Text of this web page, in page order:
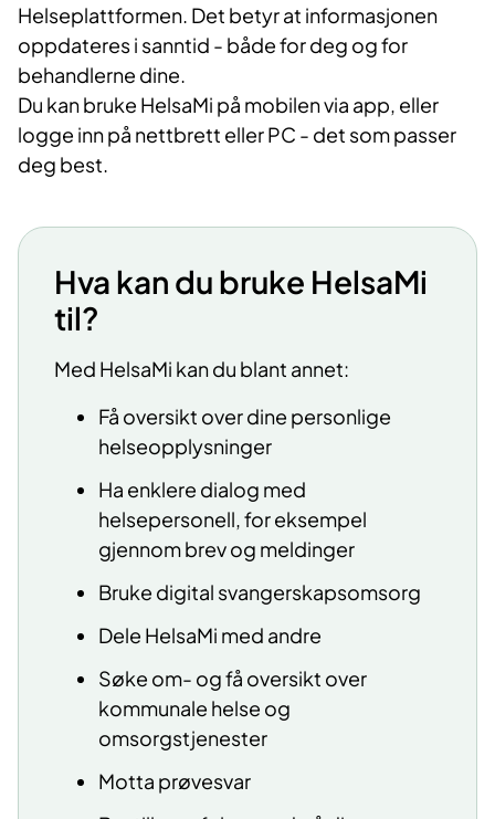
Helseplattformen. Det betyr at informasjonen
oppdateres i sanntid - både for deg og for
behandlerne dine.
Du kan bruke HelsaMi på mobilen via app, eller
logge inn på nettbrett eller PC - det som passer
deg best.
Hva kan du bruke HelsaMi
til?
Med HelsaMi kan du blant annet:
Få oversikt over dine personlige
helseopplysninger
Ha enklere dialog med
helsepersonell, for eksempel
gjennom brev og meldinger
Bruke digital svangerskapsomsorg
Dele HelsaMi med andre
Søke om- og få oversikt over
kommunale helse og
omsorgstjenester
Motta prøvesvar